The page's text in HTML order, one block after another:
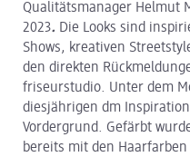
Qualitätsmanager Helmut
2023. Die Looks sind
Shows, kreativen
den direkten
friseurstudio. Unter dem
diesjährigen dm
Vordergrund. Gefärbt
bereits mit den